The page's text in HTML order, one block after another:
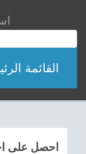
القائمة
شعر
احصل على